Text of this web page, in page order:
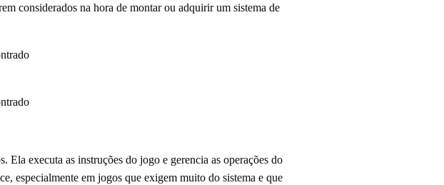
considerados na hora de montar ou adquirir um sistema de
Ela executa as instruções do jogo e gerencia as operações do
especialmente em jogos que exigem muito do sistema e que